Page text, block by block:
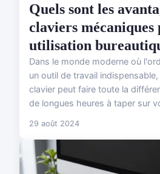
Quels sont les
claviers mécaniques
utilisation
Dans le monde moderne où
un outil de travail
clavier peut faire toute la
de longues heures à taper sur
29 août 2024